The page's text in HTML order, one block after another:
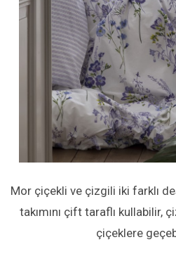
Mor çiçekli ve çizgili iki farklı
takımını çift taraflı kullabilir,
çiçeklere